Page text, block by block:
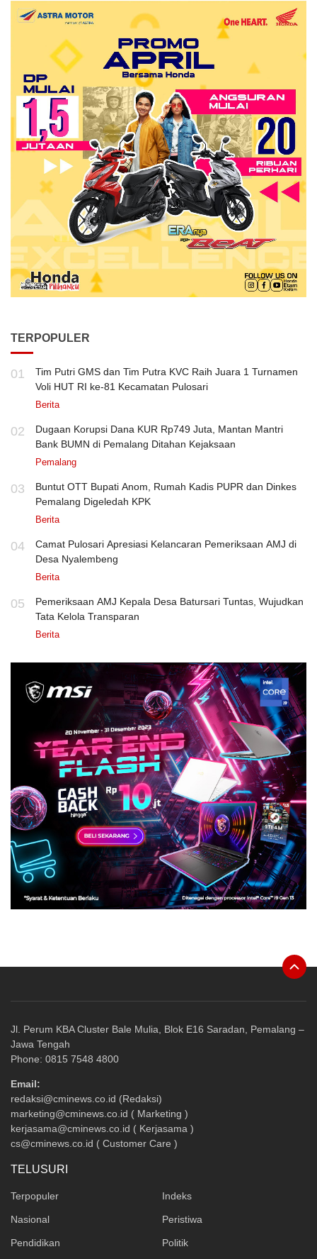
TERPOPULER
01
Tim Putri GMS dan Tim Putra KVC Raih Juara 1 Turnamen
Voli HUT RI ke-81 Kecamatan Pulosari
Berita
02
Dugaan Korupsi Dana KUR Rp749 Juta, Mantan Mantri
Bank BUMN di Pemalang Ditahan Kejaksaan
Pemalang
03
Buntut OTT Bupati Anom, Rumah Kadis PUPR dan Dinkes
Pemalang Digeledah KPK
Berita
04
Camat Pulosari Apresiasi Kelancaran Pemeriksaan AMJ di
Desa Nyalembeng
Berita
05
Pemeriksaan AMJ Kepala Desa Batursari Tuntas, Wujudkan
Tata Kelola Transparan
Berita
Jl. Perum KBA Cluster Bale Mulia, Blok E16 Saradan, Pemalang –
Jawa Tengah
Phone: 0815 7548 4800
Email:
redaksi@cminews.co.id (Redaksi)
marketing@cminews.co.id ( Marketing )
kerjasama@cminews.co.id ( Kerjasama )
cs@cminews.co.id ( Customer Care )
TELUSURI
Terpopuler Indeks
Nasional Peristiwa
Pendidikan Politik